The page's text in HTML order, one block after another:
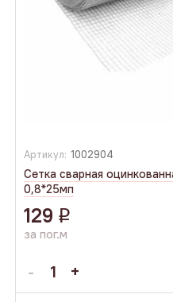
Артикул: 1002904
Сетка сварная
0,8*25мп
129 q
за пог.м